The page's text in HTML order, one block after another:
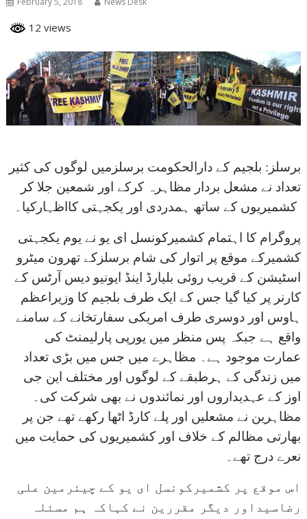
12 views
برسلز: بلجیم کے دارالحکومت برسلزمیں لوگوں کی کثیر
تعداد نے مشعل بردار مظاہرہ کرکے اور شمعین جلا کر
کشمیریوں کے ساتھ ہمدردی اور یکجہتی کااظہارکیا۔
پروگرام کا اہتمام کشمیرکونسل ای یو نے یوم یکجہتی
کشمیرکے موقع پر اتوار کی شام برسلزکے تھرون میٹرو
اسٹیشن کے قریب روئی بلیارڈ اینڈ ایونیو دیس آرٹس کے
کارنر پر کیا گیا جس کے ایک طرف بلجیم کا وزیراعظم
ہاوس اور دوسری طرف امریکی سفارتخانے کے سامنے
واقع ہے جبکہ پس منظر میں یورپی پارلیمنٹ کی
عمارت موجود ہے۔ مظاہرے میں جس میں بڑی تعداد
میں زندگی کے ہرطبقے کے لوگوں اور مختلف این جی
اوز کے عہدیداروں اور نمائندوں نے بھی شرکت کی۔
مظاہرین نے مشعلیں اور پلے کارڈ اٹھا رکھے تھے جن پر
بھارتی مظالم کے خلاف اور کشمیریوں کی حمایت میں
نعرے درج تھے۔
اس موقع پر کشمیرکونسل ای یو کے چیئرمین علی
رضاسیداور دیگر مقررین نے کہاکہ ہم مسئلہ